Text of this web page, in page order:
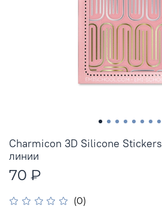
(0)
Charmicon 3D Silicone
линии
70 ₽